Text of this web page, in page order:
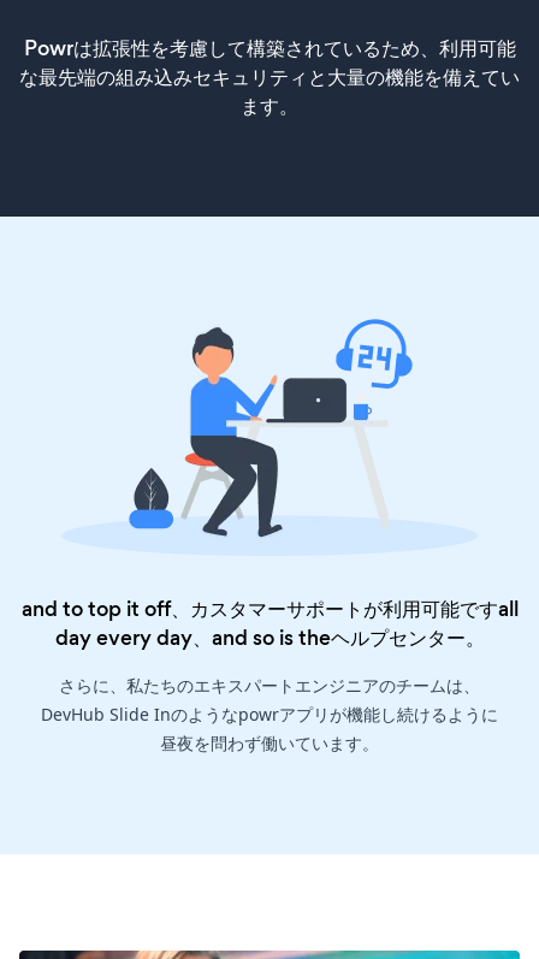
Powrは拡張性を考慮して構築されているため、利用可能
な最先端の組み込みセキュリティと大量の機能を備えてい
ます。
and to top it off、カスタマーサポートが利用可能ですall
day every day、and so is theヘルプセンター。
さらに、私たちのエキスパートエンジニアのチームは、
DevHub Slide Inのようなpowrアプリが機能し続けるように
昼夜を問わず働いています。